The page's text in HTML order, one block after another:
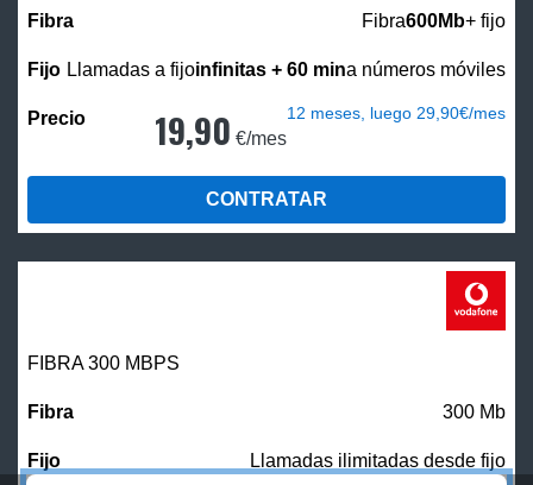
Fibra600Mb+ fijo
Llamadas a fijoinfinitas + 60 mina números móviles
19,90 €/mes
12 meses, luego 29,90€/mes
CONTRATAR
FIBRA 300 MBPS
300 Mb
Llamadas ilimitadas desde fijo